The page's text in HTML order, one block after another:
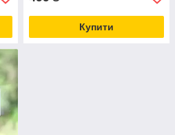
Купити